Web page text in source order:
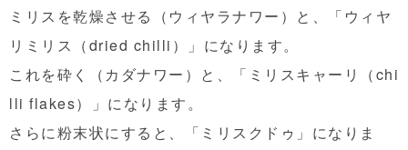
ミリスを乾燥させる（ウィヤラナワー）と、「ウィヤ
リミリス（dried chilli）」になります。
これを砕く（カダナワー）と、「ミリスキャーリ（chi
lli flakes）」になります。
さらに粉末状にすると、「ミリスクドゥ」になりま